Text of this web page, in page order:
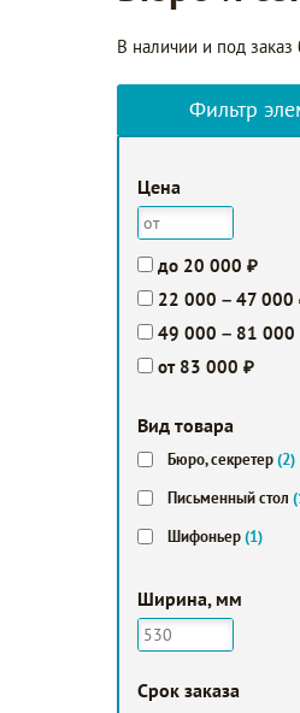
В наличии и под
Фильтр
Цена
до 20 000 ₽
22 000 – 47 000
49 000 – 81 000
от 83 000 ₽
Вид товара
Бюро, секретер(2)
Письменный стол
Шифоньер(1)
Ширина, мм
Срок заказа